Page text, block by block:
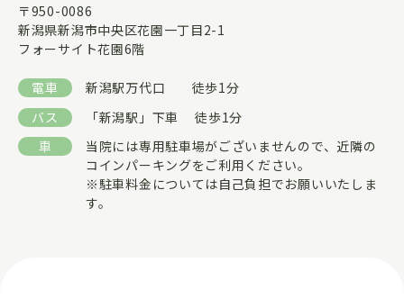
〒950-0086
新潟県新潟市中央区花園一丁目2-1
フォーサイト花園6階
電車
新潟駅万代口 徒歩1分
バス
「新潟駅」下車 徒歩1分
車
当院には専用駐車場がございませんので、近隣の
コインパーキングをご利用ください。
※駐車料金については自己負担でお願いいたしま
す。